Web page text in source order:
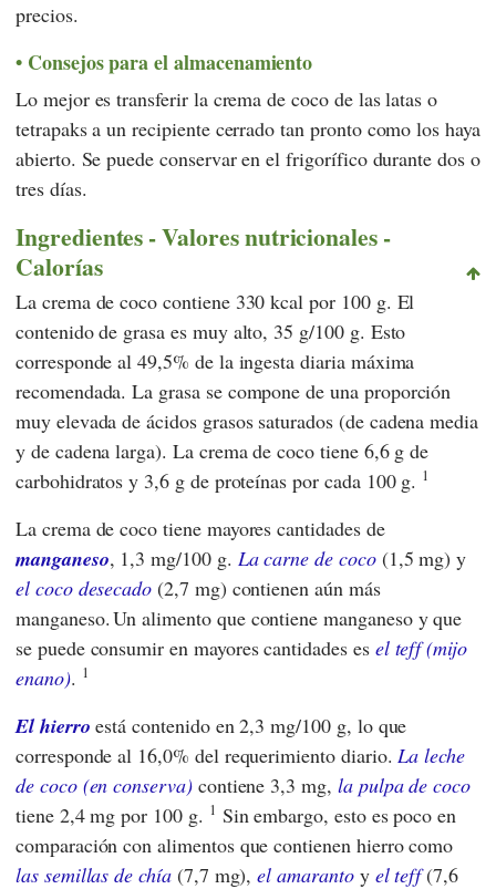
precios.
Consejos para el almacenamiento
Lo mejor es transferir la crema de coco de las latas o
tetrapaks a un recipiente cerrado tan pronto como los haya
abierto. Se puede conservar en el frigorífico durante dos o
tres días.
Ingredientes - Valores nutricionales -
Calorías
La crema de coco contiene 330 kcal por 100 g. El
contenido de grasa es muy alto, 35 g/100 g. Esto
corresponde al 49,5% de la ingesta diaria máxima
recomendada. La grasa se compone de una proporción
muy elevada de ácidos grasos saturados (de cadena media
y de cadena larga). La crema de coco tiene 6,6 g de
carbohidratos y 3,6 g de proteínas por cada 100 g. 1
La crema de coco tiene mayores cantidades de
manganeso, 1,3 mg/100 g. La carne de coco(1,5 mg) y
el coco desecado (2,7 mg) contienen aún más
manganeso.Un alimento que contiene manganeso y que
se puede consumir en mayores cantidades es el teff (mijo
enano). 1
El hierro está contenido en 2,3 mg/100 g, lo que
corresponde al 16,0% del requerimiento diario.La leche
de coco (en conserva)contiene 3,3 mg, la pulpa de coco
tiene 2,4 mg por 100 g. 1 Sin embargo, esto es poco en
comparación con alimentos que contienen hierro como
las semillas de chía(7,7 mg),el amarantoy el teff(7,6